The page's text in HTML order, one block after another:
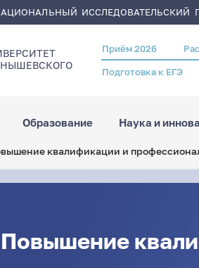
ИССЛЕДОВАТЕЛЬСКИЙ
Header
menu
Приём 2026
Подготовка к ЕГЭ
Образование Наука и
квалификации и
Повышение